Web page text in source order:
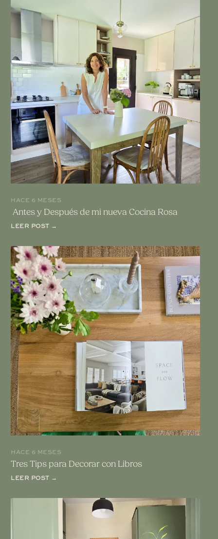
HACE 6 MESES
Antes y Después de mi nueva Cocina Rosa
LEER POST →
HACE 6 MESES
Tres Tips para Decorar con Libros
LEER POST →